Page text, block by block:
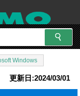
Windows
更新日:2024/03/01